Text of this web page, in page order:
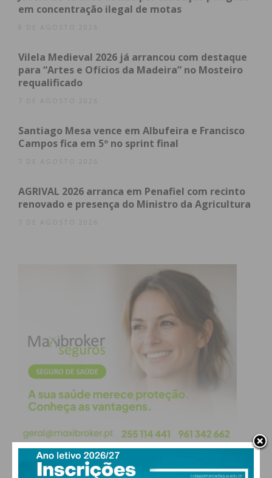
em concentração ilegal de motas
8 DE AGOSTO 2026
Vilela Medieval 2026 já arrancou com destaque
para “Artes e Ofícios da Madeira” no Mosteiro
requalificado
7 DE AGOSTO 2026
Santiago Mesa vence em Albufeira e Francisco
Campos fica em 5º no sprint final
7 DE AGOSTO 2026
AGRIVAL 2026 arranca em Penafiel com recinto
renovado e presença do Ministro da Agricultura
7 DE AGOSTO 2026